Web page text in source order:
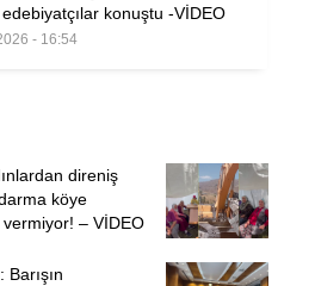
konuştu -VİDEO
- 16:54
direniş
köye
– VİDEO